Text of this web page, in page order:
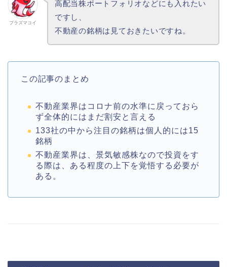
プラズマコイ
高配当株ポートフォリオなどにも入れたい
ですし、
不動産の銘柄は見ておきたいですね。
この記事のまとめ
不動産業界はコロナ前の水準に戻っておら
ず全体的にはまだ割安と言える
133社の中から注目の銘柄は個人的には15
銘柄
不動産業界は、景気敏感株なので投資をす
る際は、ある程度の上下を覚悟する必要が
ある。